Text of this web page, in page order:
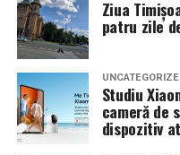
cauta solutii care sa le
evenimente fara a
siguranta pe drumurile
In acest context,
echilibru intre aspect si
opteaza pentru
Ziua
patru zile
Studiu
cameră de
dispozitiv